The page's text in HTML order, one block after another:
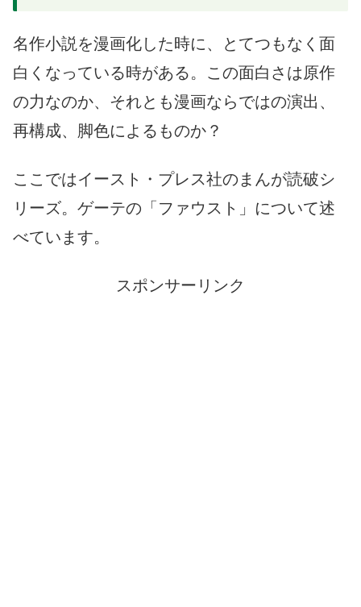
名作小説を漫画化した時に、とてつもなく面
白くなっている時がある。この面白さは原作
の力なのか、それとも漫画ならではの演出、
再構成、脚色によるものか？
ここではイースト・プレス社のまんが読破シ
リーズ。ゲーテの「ファウスト」について述
べています。
スポンサーリンク